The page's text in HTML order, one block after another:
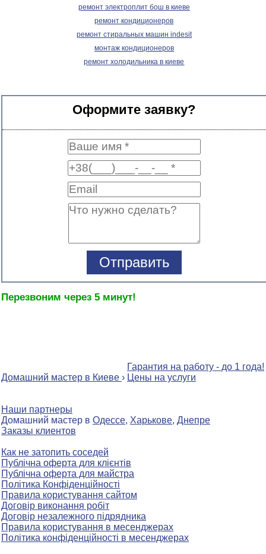
ремонт электроплит бош в киеве
ремонт кондиционеров
ремонт стиральных машин indesit
монтаж кондиционеров
ремонт холодильника в киеве
Оформите заявку?
Перезвоним через 5 минут!
Домашний мастер в Киеве ›
Гарантия на работу - до 1 года!
Цены на услуги
Наши партнеры
Домашний мастер в Одессе, Харькове, Днепре
Заказы клиентов
Как не затопить соседей
Публічна оферта для клієнтів
Публічна оферта для майстра
Політика Конфіденційності
Правила користування сайтом
Договір виконання робіт
Договір незалежного підрядника
Правила користування в месенджерах
Політика конфіденційності в месенджерах